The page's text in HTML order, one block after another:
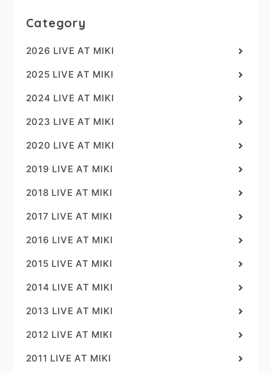
Category
2026 LIVE AT MIKI
2025 LIVE AT MIKI
2024 LIVE AT MIKI
2023 LIVE AT MIKI
2020 LIVE AT MIKI
2019 LIVE AT MIKI
2018 LIVE AT MIKI
2017 LIVE AT MIKI
2016 LIVE AT MIKI
2015 LIVE AT MIKI
2014 LIVE AT MIKI
2013 LIVE AT MIKI
2012 LIVE AT MIKI
2011 LIVE AT MIKI